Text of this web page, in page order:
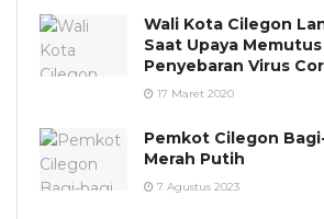
Wali Kota Cilegon
Saat Upaya
Penyebaran Virus
17 Maret 2020
Pemkot Cilegon
Merah Putih
7 Agustus 2023